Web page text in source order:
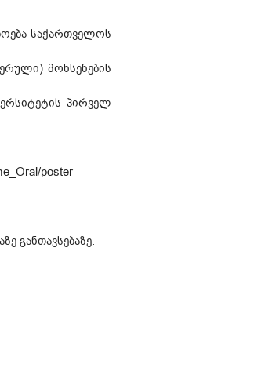
საქართველოს
მოხსენების
პირველ
poster
განთავსებაზე.